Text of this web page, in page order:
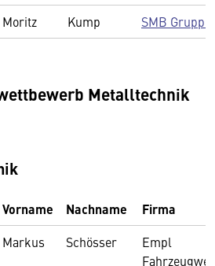
Moritz Kump SMB Gruppe
Metalltechnik
Vorname Nachname Firma
Markus Schösser
Empl